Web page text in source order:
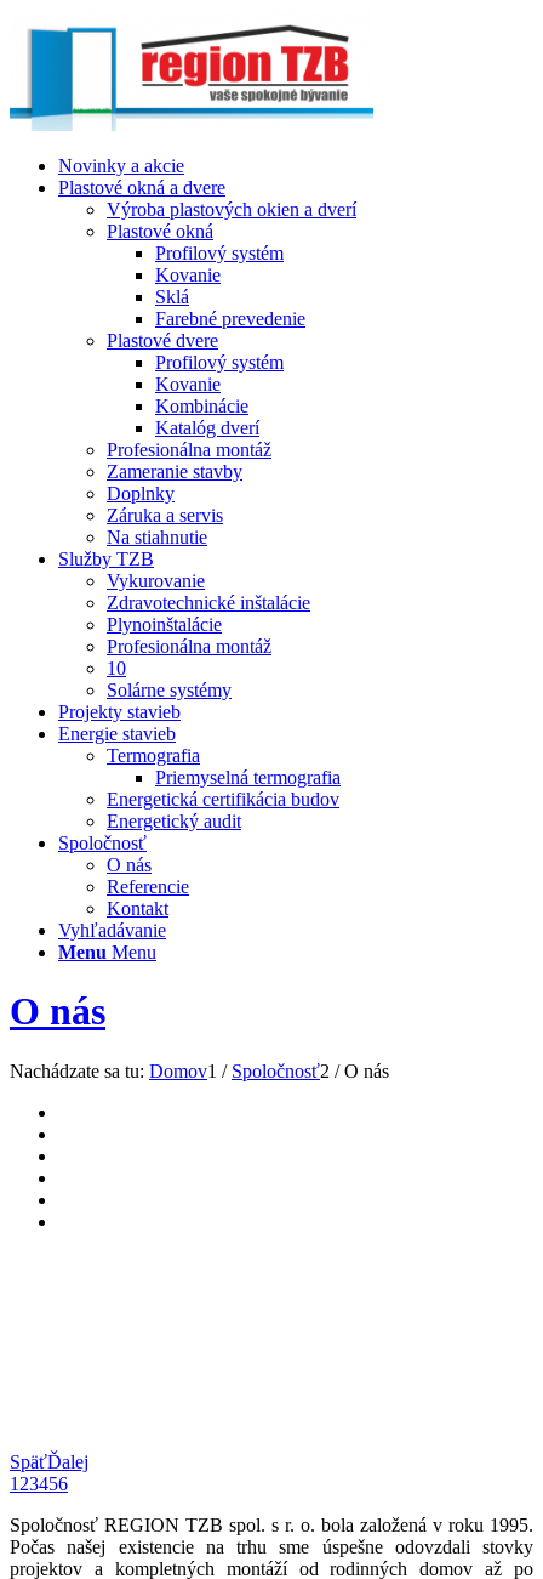
Novinky a akcie
Plastové okná a dvere
Výroba plastových okien a dverí
Plastové okná
Profilový systém
Kovanie
Sklá
Farebné prevedenie
Plastové dvere
Profilový systém
Kovanie
Kombinácie
Katalóg dverí
Profesionálna montáž
Zameranie stavby
Doplnky
Záruka a servis
Na stiahnutie
Služby TZB
Vykurovanie
Zdravotechnické inštalácie
Plynoinštalácie
Profesionálna montáž
10
Solárne systémy
Projekty stavieb
Energie stavieb
Termografia
Priemyselná termografia
Energetická certifikácia budov
Energetický audit
Spoločnosť
O nás
Referencie
Kontakt
Vyhľadávanie
Menu Menu
O nás
Nachádzate sa tu: Domov1 / Spoločnosť2 / O nás
SpäťĎalej
1 23456
Spoločnosť REGION TZB spol. s r. o. bola založená v roku 1995.
Počas našej existencie na trhu sme úspešne odovzdali stovky
projektov a kompletných montáží od rodinných domov až po